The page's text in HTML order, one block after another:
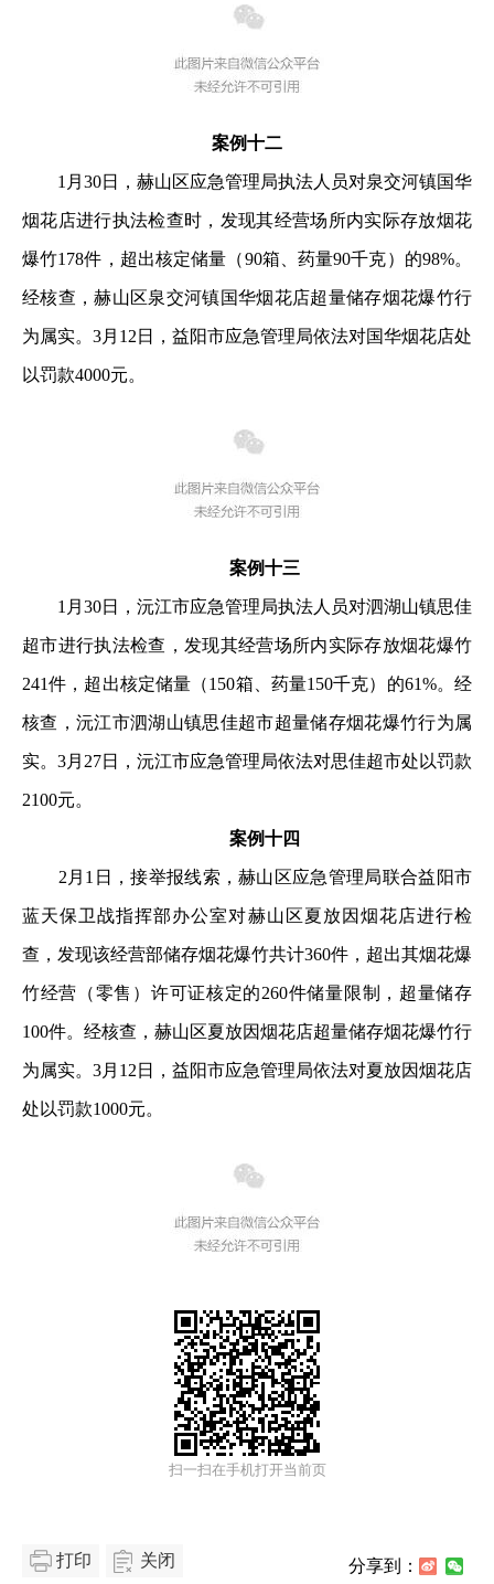
案例十二
1月30日，赫山区应急管理局执法人员对泉交河镇国华
烟花店进行执法检查时，发现其经营场所内实际存放烟花
爆竹178件，超出核定储量（90箱、药量90千克）的98%。
经核查，赫山区泉交河镇国华烟花店超量储存烟花爆竹行
为属实。3月12日，益阳市应急管理局依法对国华烟花店处
以罚款4000元。
案例十三
1月30日，沅江市应急管理局执法人员对泗湖山镇思佳
超市进行执法检查，发现其经营场所内实际存放烟花爆竹
241件，超出核定储量（150箱、药量150千克）的61%。经
核查，沅江市泗湖山镇思佳超市超量储存烟花爆竹行为属
实。3月27日，沅江市应急管理局依法对思佳超市处以罚款
2100元。
案例十四
2月1日，接举报线索，赫山区应急管理局联合益阳市
蓝天保卫战指挥部办公室对赫山区夏放因烟花店进行检
查，发现该经营部储存烟花爆竹共计360件，超出其烟花爆
竹经营（零售）许可证核定的260件储量限制，超量储存
100件。经核查，赫山区夏放因烟花店超量储存烟花爆竹行
为属实。3月12日，益阳市应急管理局依法对夏放因烟花店
处以罚款1000元。
扫一扫在手机打开当前页
打印 关闭 分享到：